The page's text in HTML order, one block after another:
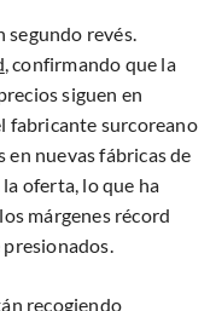
segundo revés.
, confirmando que la
siguen en
fabricante surcoreano
nuevas fábricas de
oferta, lo que ha
márgenes récord
recogiendo